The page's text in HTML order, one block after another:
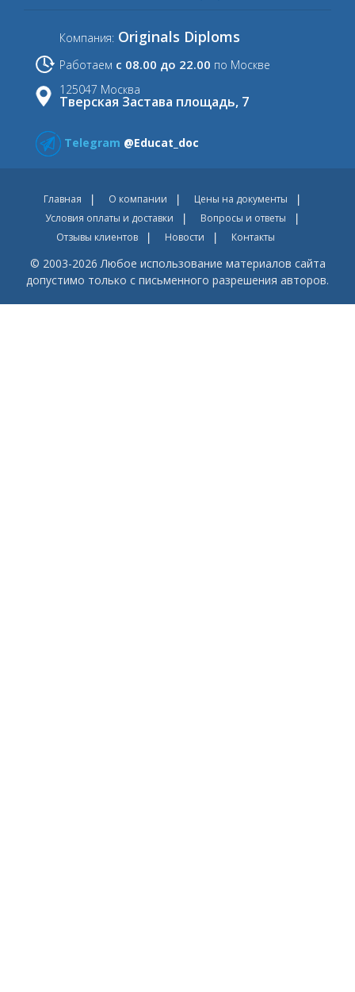
Компания: Originals Diploms
Работаем с 08.00 до 22.00 по Москве
125047 Москва
Тверская Застава площадь, 7
Telegram @Educat_doc
Главная О компании
Цены на документы
Условия оплаты и доставки
Вопросы и ответы
Отзывы клиентов
Новости Контакты
© 2003-2026 Любое использование материалов сайта
допустимо только с письменного разрешения авторов.